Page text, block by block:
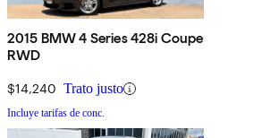
2015 BMW 4 Series 428i Coupe
RWD
$14,240 Trato justo
Incluye tarifas de conc.